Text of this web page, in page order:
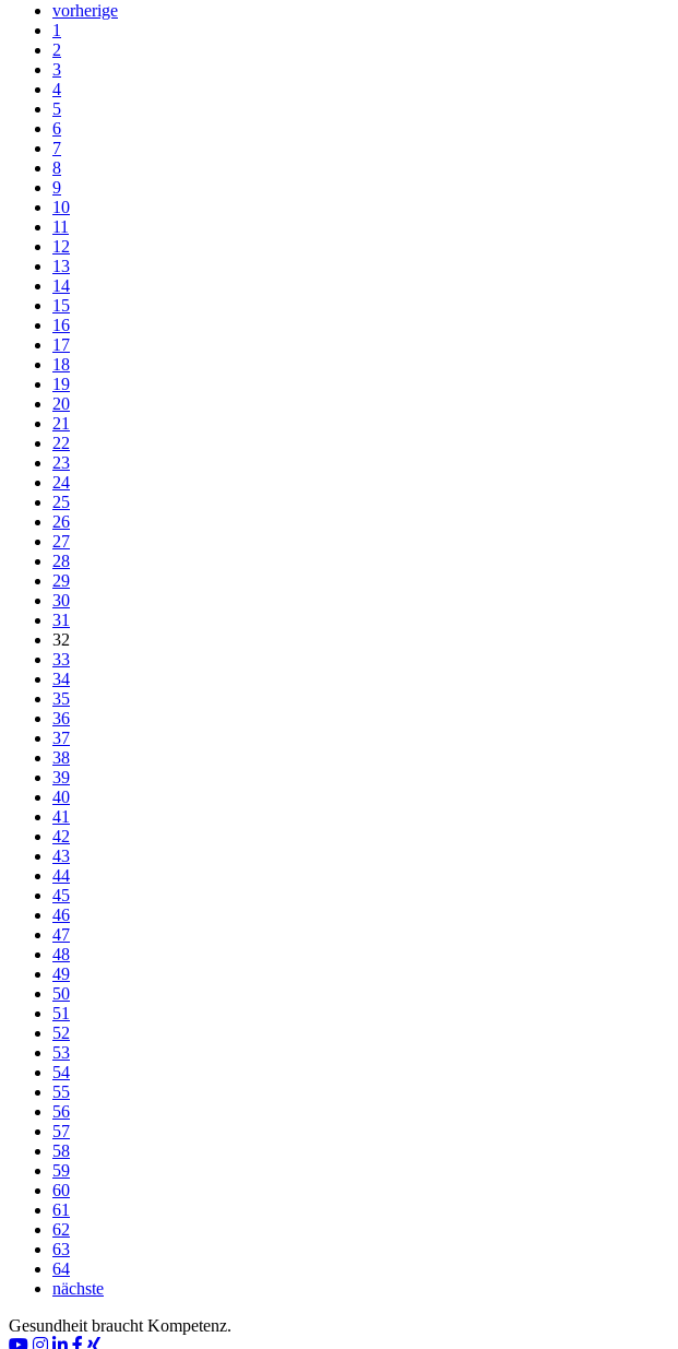
vorherige
1
2
3
4
5
6
7
8
9
10
11
12
13
14
15
16
17
18
19
20
21
22
23
24
25
26
27
28
29
30
31
32
33
34
35
36
37
38
39
40
41
42
43
44
45
46
47
48
49
50
51
52
53
54
55
56
57
58
59
60
61
62
63
64
nächste
Gesundheit braucht Kompetenz.